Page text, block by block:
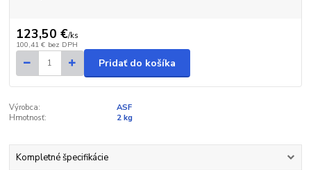
123,50 €/ks
100,41 € bez DPH
Pridať do košíka
Výrobca:
ASF
Hmotnosť:
2 kg
Kompletné špecifikácie